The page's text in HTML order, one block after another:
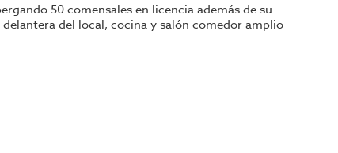
50 comensales en licencia además de su
del local, cocina y salón comedor amplio